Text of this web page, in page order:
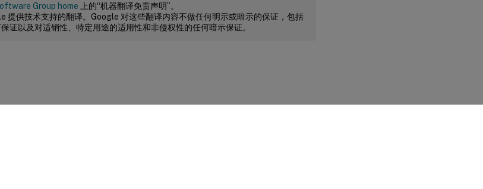
Group home 上的“机器翻译免责声明”。
提供技术支持的翻译。Google 对这些翻译内容不做任何明示或暗示的保证，包括
证以及对适销性、特定用途的适用性和非侵权性的任何暗示保证。